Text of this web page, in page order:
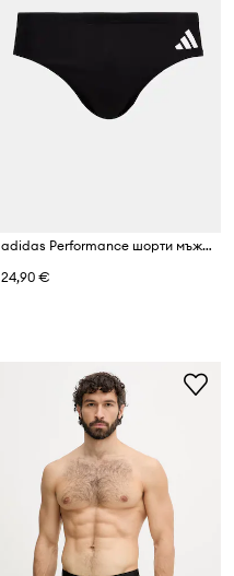
adidas Performance шорти мъжки Three Stripes
24,90 €